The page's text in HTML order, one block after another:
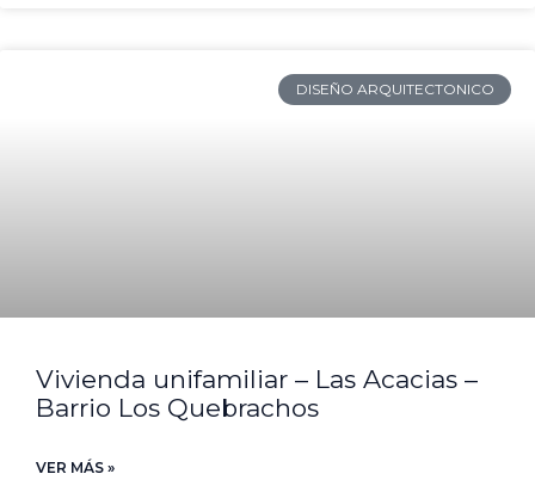
DISEÑO ARQUITECTONICO
Vivienda unifamiliar – Las Acacias –
Barrio Los Quebrachos
VER MÁS »